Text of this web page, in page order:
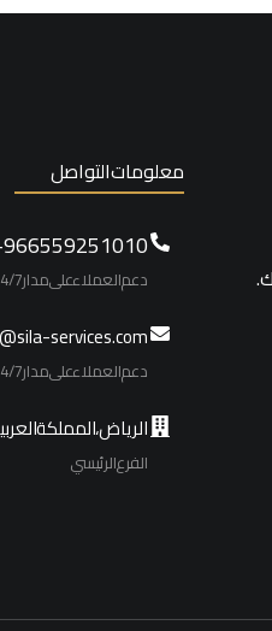
معلومات التواصل
966559251010+
دعم العملاء على مدار 24/7
services.com
دعم العملاء على مدار 24/7
الرياض، المملكة
الفرع الرئيسي